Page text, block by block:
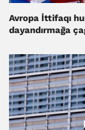
Avropa İttifaqı
dayandırmağa